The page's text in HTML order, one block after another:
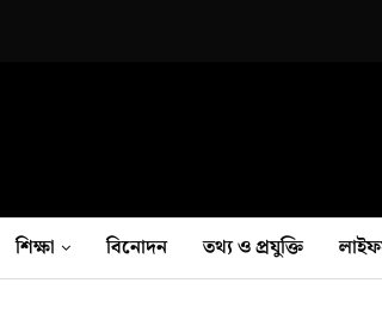
শিক্ষা বিনোদন তথ‍্য ও প্রযুক্তি